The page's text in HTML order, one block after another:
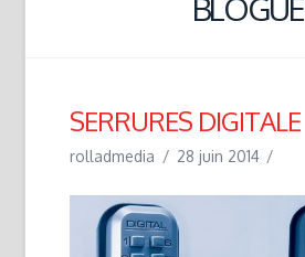
SERRURES DIGITALE
rolladmedia 28 juin 2014